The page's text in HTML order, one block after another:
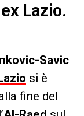
Lazio.
Savic
si è
fine del